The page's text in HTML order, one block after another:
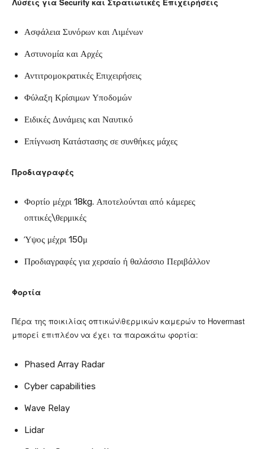
Ασφάλεια Συνόρων και Λιμένων
Αστυνομία και Αρχές
Αντιτρομοκρατικές Επιχειρήσεις
Φύλαξη Κρίσιμων Υποδομών
Ειδικές Δυνάμεις και Ναυτικό
Επίγνωση Κατάστασης σε συνθήκες μάχες
Προδιαγραφές
Φορτίο μέχρι 18kg. Αποτελούνται από κάμερες
οπτικές\θερμικές
Ύψος μέχρι 150μ
Προδιαγραφές για χερσαίο ή θαλάσσιο Περιβάλλον
Φορτία
Πέρα της ποικιλίας οπτικών\θερμικών καμερών το Hovermast
μπορεί επιπλέον να έχει τα παρακάτω φορτία:
Phased Array Radar
Cyber capabilities
Wave Relay
Lidar